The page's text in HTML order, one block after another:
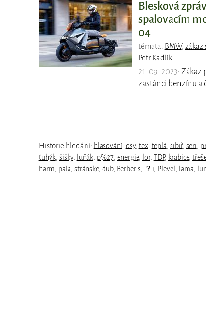
Blesková
spalovacím
04
témata: BMW, zákaz
Petr Kadlík
21. 09. 2023: Zákaz
zastánci benzínu a
Historie hledání: hlasování, osy, tex teplá sibiř, seri
ťuhýk, šišky, luňák, p%27, energie, lor, TDP, krabice,
harm pala stránske, dub, Berberis ？i Plevel lama